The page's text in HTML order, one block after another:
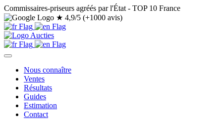
Commissaires-priseurs agréés par l'État - TOP 10 France
★ 4,9/5 (+1000 avis)
Nous connaître
Ventes
Résultats
Guides
Estimation
Contact